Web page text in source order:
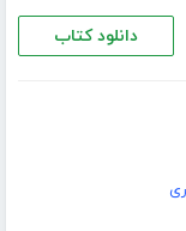
دانلود کتاب